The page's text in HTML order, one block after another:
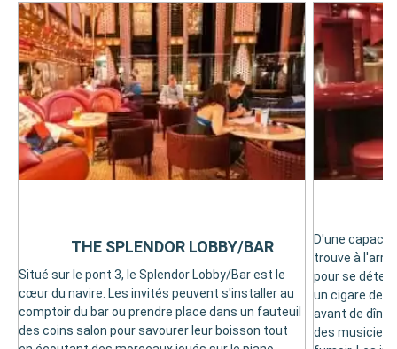
Situé sur le pont 3, le Splendor Lobby/Bar est le
cœur du navire. Les invités peuvent s'installer au
comptoir du bar ou prendre place dans un fauteuil
des coins salon pour savourer leur boisson tout
THE SPLENDOR LOBBY/BAR
D'une
trouve à
pour se
un cigare de
avant de dîner
des